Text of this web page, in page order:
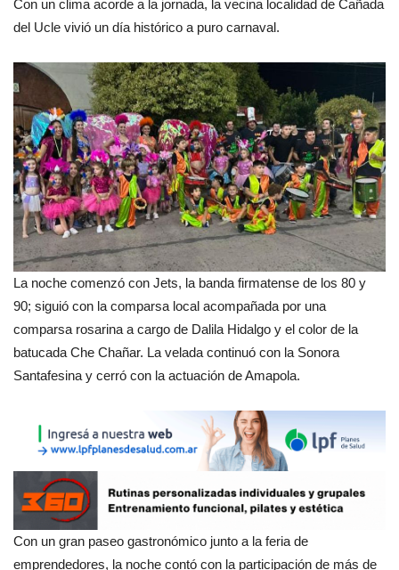
Con un clima acorde a la jornada, la vecina localidad de Cañada
del Ucle vivió un día histórico a puro carnaval.
La noche comenzó con Jets, la banda firmatense de los 80 y
90; siguió con la comparsa local acompañada por una
comparsa rosarina a cargo de Dalila Hidalgo y el color de la
batucada Che Chañar. La velada continuó con la Sonora
Santafesina y cerró con la actuación de Amapola.
Con un gran paseo gastronómico junto a la feria de
emprendedores, la noche contó con la participación de más de